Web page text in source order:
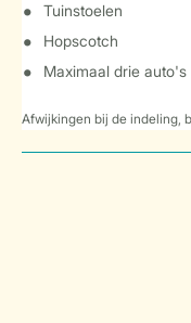
Tuinstoelen
Hopscotch
Maximaal drie
Afwijkingen bij de indeling,